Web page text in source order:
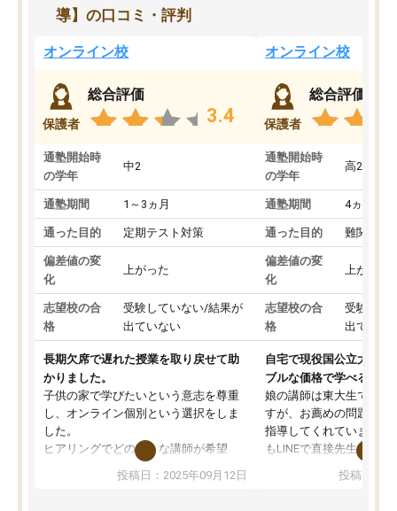
導】の口コミ・評判
オンライン校
保護者
総合評価
3.4
通塾開始時
の学年
中2
通塾期間 1～3ヵ月
通った目的 定期テスト対策
偏差値の変
化
上がった
志望校の合
格
受験していない/結果が
出ていない
長期欠席で遅れた授業を取り戻せて助
かりました。
子供の家で学びたいという意志を尊重
し、オンライン個別という選択をしま
した。
ヒアリングでどのような講師が希望
か、オプションは付帯するかなど選ぶ
事が出来ました。
投稿日：2025年09月12日
オンライン校
保護者
総合評価
通塾開始時
の学年
高2
通塾期間 4ヵ月～1
通った目的 難関私立
偏差値の変
化
上がった
志望校の合
格
受験して
出ていな
自宅で現役国公立大学生
ブルな価格で学べる
娘の講師は東大生では無
すが、お薦めの問題集や
指導してくれています。
もLINEで直接先生に質問
めれるので、個人に合
投稿日：